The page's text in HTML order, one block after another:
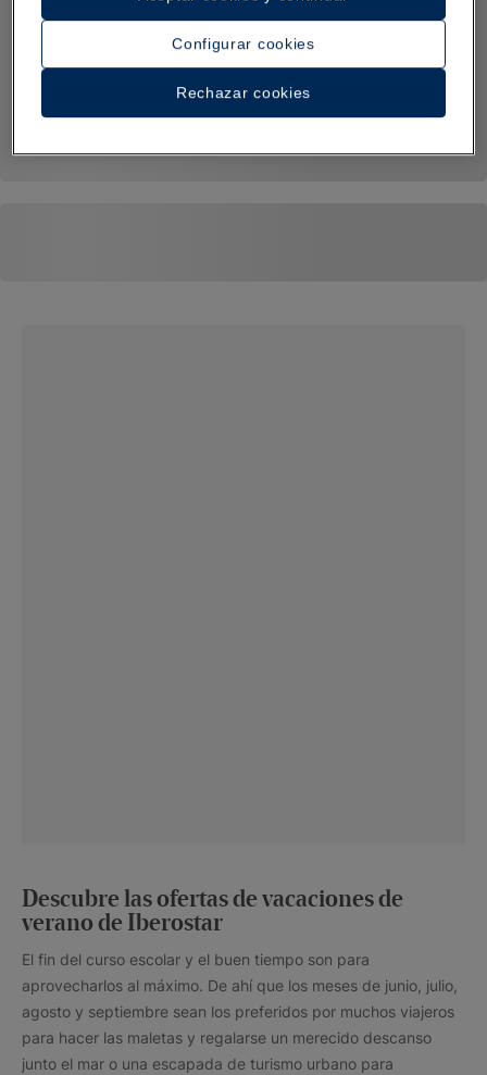
Descubre las ofertas de vacaciones de
verano de Iberostar
El fin del curso escolar y el buen tiempo son para
aprovecharlos al máximo. De ahí que los meses de junio, julio,
agosto y septiembre sean los preferidos por muchos viajeros
para hacer las maletas y regalarse un merecido descanso
junto el mar o una escapada de turismo urbano para
Configurar cookies
Rechazar cookies